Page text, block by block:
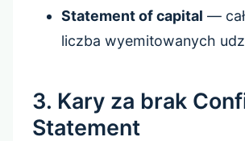
Statement of capital —
liczba wyemitowanych
3. Kary za brak
Statement